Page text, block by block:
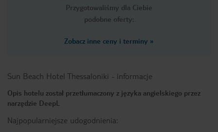
Przygotowaliśmy dla Ciebie
podobne oferty:
Zobacz inne ceny i terminy »
Sun Beach Hotel Thessaloniki - informacje
Opis hotelu został przetłumaczony z języka angielskiego przez
narzędzie DeepL
Najpopularniejsze udogodnienia: